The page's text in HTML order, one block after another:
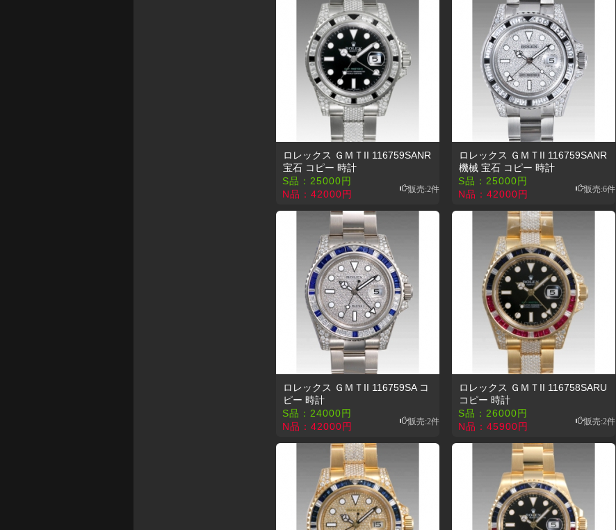
ロレックス ＧＭＴII 116759SANR
宝石 コピー 時計
S品： 25000円
N品： 42000円
販売:2件
ロレックス ＧＭＴII 116759SANR
機械 宝石 コピー 時計
S品： 25000円
N品： 42000円
販売:6件
ロレックス ＧＭＴII 116759SA コ
ピー 時計
S品： 24000円
N品： 42000円
販売:2件
ロレックス ＧＭＴII 116758SARU
コピー 時計
S品： 26000円
N品： 45900円
販売:2件